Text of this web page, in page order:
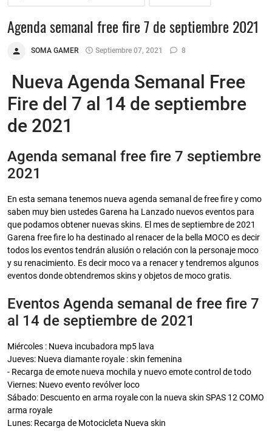
Agenda semanal free fire 7 de septiembre 2021
SOMA GAMER Septiembre 07, 2021 8
Nueva Agenda Semanal Free
Fire del 7 al 14 de septiembre
de 2021
Agenda semanal free fire 7 septiembre
2021
En esta semana tenemos nueva agenda semanal de free fire y como
saben muy bien ustedes Garena ha Lanzado nuevos eventos para
que podamos obtener nuevas skins. El mes de septiembre de 2021
Garena free fire lo ha destinado al renacer de la bella MOCO es decir
todos los eventos tendrán alusión o relación con la personaje moco
y su renacimiento. Es decir moco va a renacer y tendremos algunos
eventos donde obtendremos skins y objetos de moco gratis.
Eventos Agenda semanal de free fire 7
al 14 de septiembre de 2021
Miércoles : Nueva incubadora mp5 lava
Jueves: Nueva diamante royale : skin femenina
- Recarga de emote nueva mochila y nuevo emote control de todo
Viernes: Nuevo evento revólver loco
Sábado: Descuento en arma royale con la nueva skin SPAS 12 COMO
arma royale
Lunes: Recarga de Motocicleta Nueva skin